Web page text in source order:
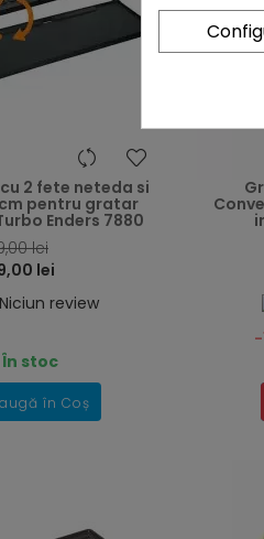
heart
2 fete neteda si
cm pentru gratar
Enders 7880
lei
lei
Niciun review
În stoc
în Coș
-